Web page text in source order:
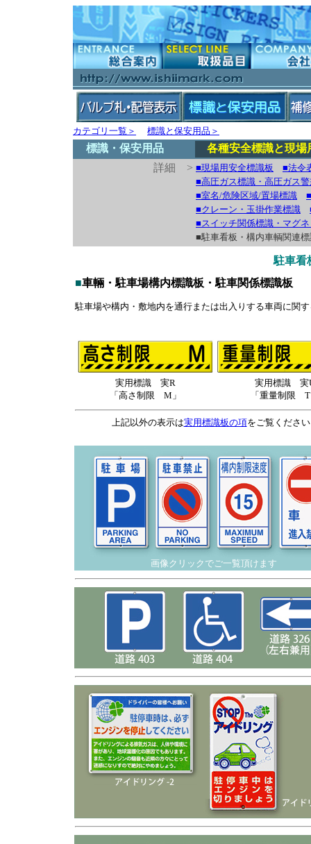
カテゴリ一覧＞ 標識と保安用品＞
標識・保安用品
各種安全標識と現場
詳細 > ■現場用安全標識板
■法令
■高圧ガス標識・高圧ガス
■室名/危険区域/置場標識
■クレーン・玉掛作業標識
■スイッチ関係標識・マグ
■駐車看板・構内車輌関連
駐車看
■車輛・駐車場構内標識板・駐車関係標識板
駐車場や構内・敷地内を通行または出入りする車両に関
実用標識 実R
「高さ制限 M」
実用標識 実
「重量制限
上記以外の表示は実用標識板の項をご覧くださ
画像クリックでご一覧頂けます